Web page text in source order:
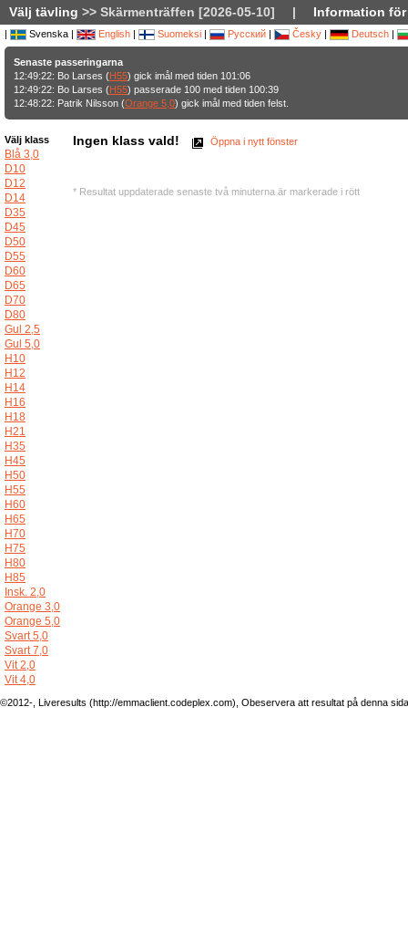
Välj tävling >> Skärmenträffen [2026-05-10] | Information
| Svenska | English | Suomeksi | Русский | Česky | Deutsch |
Senaste passeringarna
12:49:22: Bo Larses (H55) gick imål med tiden 101:06
12:49:22: Bo Larses (H55) passerade 100 med tiden 100:39
12:48:22: Patrik Nilsson (Orange 5,0) gick imål med tiden felst.
Välj klass
Blå 3,0
D10
D12
D14
D35
D45
D50
D55
D60
D65
D70
D80
Gul 2,5
Gul 5,0
H10
H12
H14
H16
H18
H21
H35
H45
H50
H55
H60
H65
H70
H75
H80
H85
Insk. 2,0
Orange 3,0
Orange 5,0
Svart 5,0
Svart 7,0
Vit 2,0
Vit 4,0
Ingen klass vald! Öppna i nytt fönster
* Resultat uppdaterade senaste två minuterna är markerade i rött
©2012-, Liveresults (http://emmaclient.codeplex.com), Obeservera att resultat på denna